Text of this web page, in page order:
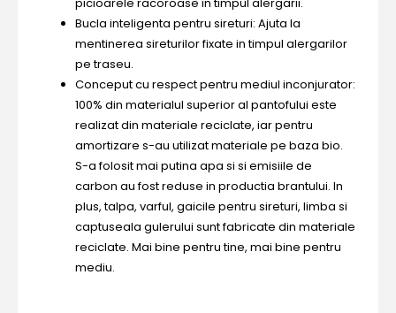
Bucla inteligenta pentru sireturi: Ajuta la
mentinerea sireturilor fixate in timpul alergarilor
pe traseu.
Conceput cu respect pentru mediul inconjurator:
100% din materialul superior al pantofului este
realizat din materiale reciclate, iar pentru
amortizare s-au utilizat materiale pe baza bio.
S-a folosit mai putina apa si si emisiile de
carbon au fost reduse in productia brantului. In
plus, talpa, varful, gaicile pentru sireturi, limba si
captuseala gulerului sunt fabricate din materiale
reciclate. Mai bine pentru tine, mai bine pentru
mediu.